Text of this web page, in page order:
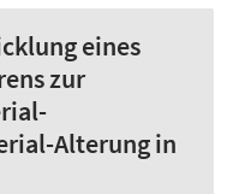
eines
zur
Alterung in